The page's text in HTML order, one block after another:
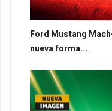
Ford Mustang
nueva forma...